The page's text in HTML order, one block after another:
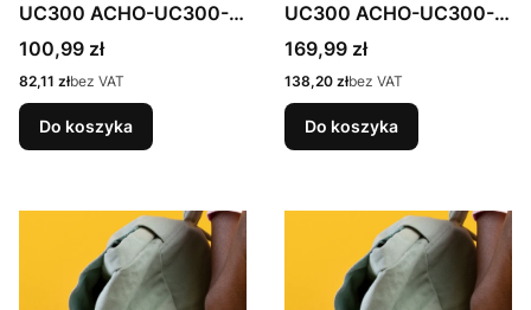
UC300 ACHO-UC300-
128G-RBK/GN
Cena
100,99 zł
Cena
82,11 złbez VAT
Do koszyka
UC300 ACHO-UC300-
256G-RBK/GN
Cena
169,99 zł
Cena
138,20 złbez VAT
Do koszyka